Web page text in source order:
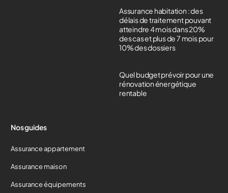
Assurance habitation : des
délais de traitement pouvant
atteindre 4 mois dans 20%
des cas et plus de 7 mois pour
10% des dossiers
Quel budget prévoir pour une
rénovation énergétique
rentable
Nos guides
Assurance appartement
Assurance maison
Assurance équipements